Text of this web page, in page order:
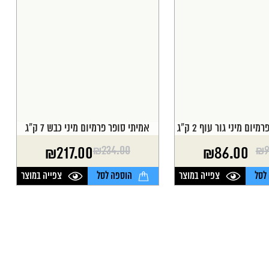
מיני גור עוף 2 ק"ג
₪
₪86.00
צפייה במוצר
אמיתי סופר פרמיום מיני כבש 7 ק"ג
₪234.00
המחיר
המקורי
היה:
₪217.00
המחיר
הנוכחי
הוא:
הוספה לסל צפייה במוצר